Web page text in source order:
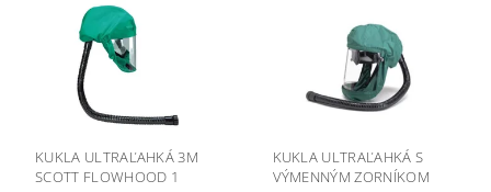
KUKLA ULTRAĽAHKÁ 3M
SCOTT FLOWHOOD 1
KUKLA ULTRAĽAHKÁ S
VÝMENNÝM ZORNÍKOM